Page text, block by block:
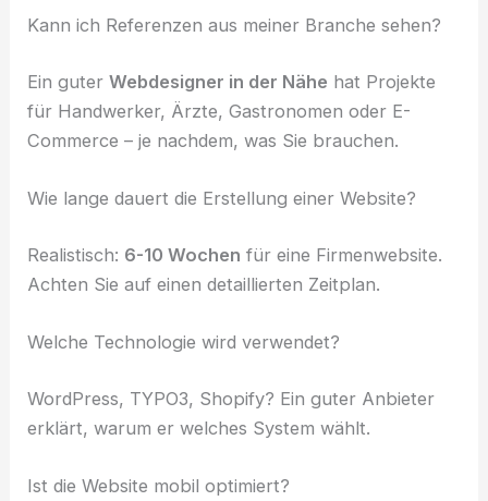
Kann ich Referenzen aus meiner Branche sehen?
Ein guterWebdesigner in der Nähe hat Projekte
für Handwerker, Ärzte, Gastronomen oder E-
Commerce – je nachdem, was Sie brauchen.
Wie lange dauert die Erstellung einer Website?
Realistisch: 6-10 Wochen für eine Firmenwebsite.
Achten Sie auf einen detaillierten Zeitplan.
Welche Technologie wird verwendet?
WordPress, TYPO3, Shopify? Ein guter Anbieter
erklärt, warum er welches System wählt.
Ist die Website mobil optimiert?